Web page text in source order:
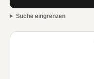
Suche eingrenzen